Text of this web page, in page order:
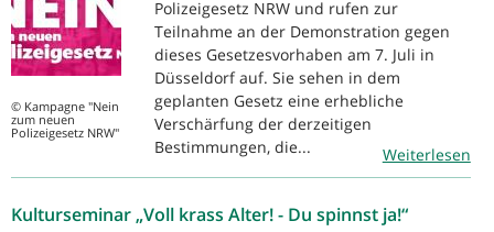
© Kampagne "Nein
zum neuen
Polizeigesetz NRW"
Polizeigesetz NRW und rufen zur
Teilnahme an der Demonstration gegen
dieses Gesetzesvorhaben am 7. Juli in
Düsseldorf auf. Sie sehen in dem
geplanten Gesetz eine erhebliche
Verschärfung der derzeitigen
Bestimmungen, die...
Weiterlesen
Kulturseminar „Voll krass Alter! - Du spinnst ja!“